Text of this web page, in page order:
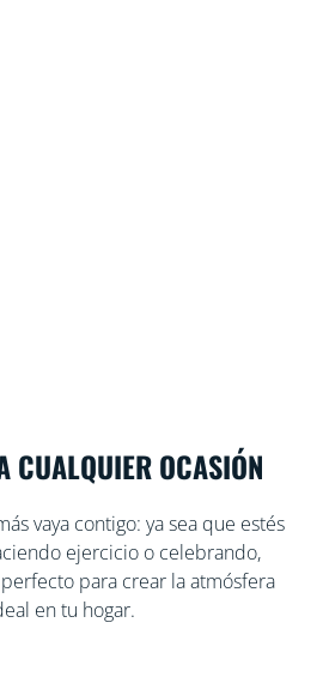
CUALQUIER OCASIÓN
vaya contigo: ya sea que estés
ejercicio o celebrando,
para crear la atmósfera
en tu hogar.